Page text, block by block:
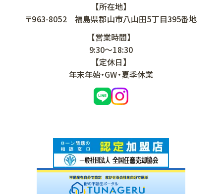
【所在地】
〒963-8052
福島県郡山市八山田5丁目395番地
【営業時間】
9:30～18:30
【定休日】
年末年始・GW・夏季休業